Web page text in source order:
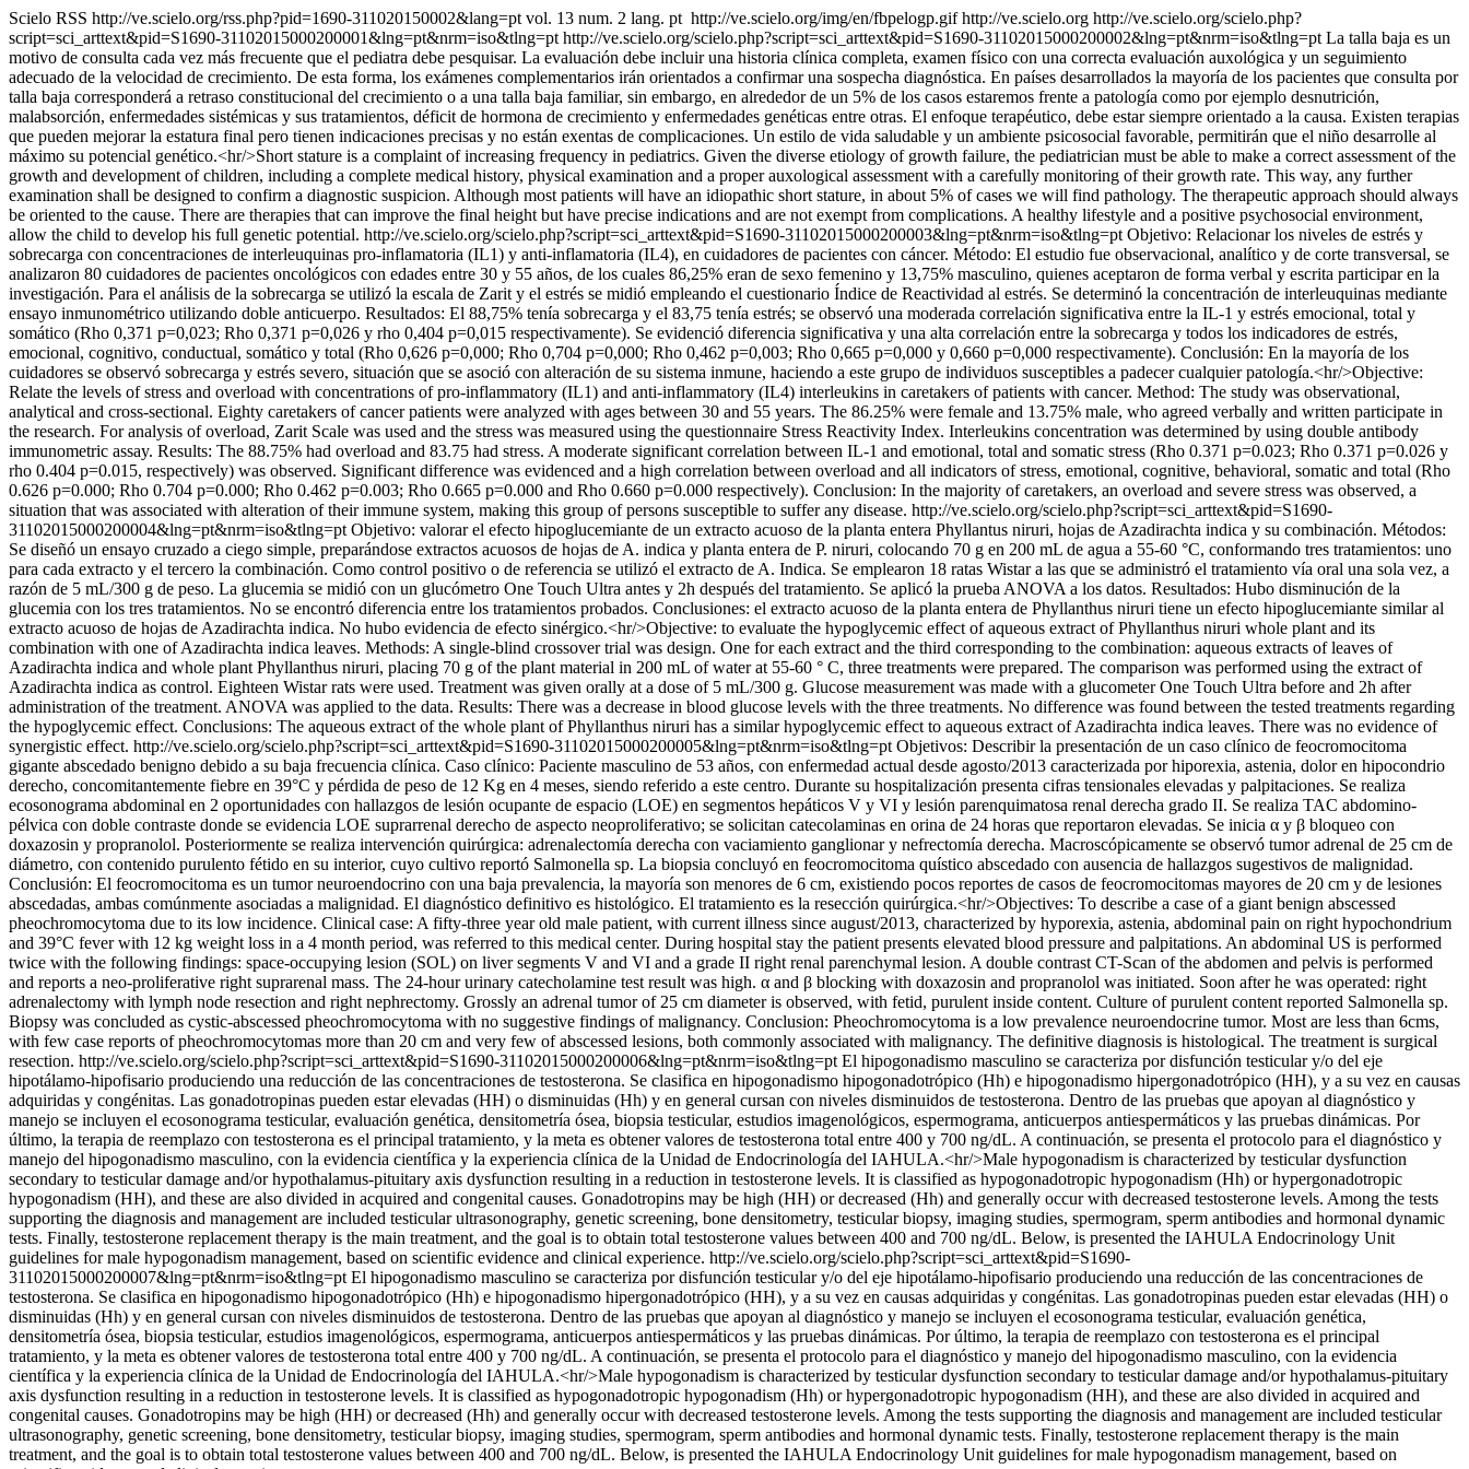
Scielo RSS http://ve.scielo.org/rss.php?pid=1690-311020150002&lang=pt vol. 13 num. 2 lang. pt http://ve.scielo.org/img/en/fbpelogp.gif http://ve.scielo.org http://ve.scielo.org/scielo.php?
script=sci_arttext&pid=S1690-31102015000200001&lng=pt&nrm=iso&tlng=pt http://ve.scielo.org/scielo.php?script=sci_arttext&pid=S1690-31102015000200002&lng=pt&nrm=iso&tlng=pt La talla baja es un
motivo de consulta cada vez más frecuente que el pediatra debe pesquisar. La evaluación debe incluir una historia clínica completa, examen físico con una correcta evaluación auxológica y un seguimiento
adecuado de la velocidad de crecimiento. De esta forma, los exámenes complementarios irán orientados a confirmar una sospecha diagnóstica. En países desarrollados la mayoría de los pacientes que consulta por
talla baja corresponderá a retraso constitucional del crecimiento o a una talla baja familiar, sin embargo, en alrededor de un 5% de los casos estaremos frente a patología como por ejemplo desnutrición,
malabsorción, enfermedades sistémicas y sus tratamientos, déficit de hormona de crecimiento y enfermedades genéticas entre otras. El enfoque terapéutico, debe estar siempre orientado a la causa. Existen terapias
que pueden mejorar la estatura final pero tienen indicaciones precisas y no están exentas de complicaciones. Un estilo de vida saludable y un ambiente psicosocial favorable, permitirán que el niño desarrolle al
máximo su potencial genético.<hr/>Short stature is a complaint of increasing frequency in pediatrics. Given the diverse etiology of growth failure, the pediatrician must be able to make a correct assessment of the
growth and development of children, including a complete medical history, physical examination and a proper auxological assessment with a carefully monitoring of their growth rate. This way, any further
examination shall be designed to confirm a diagnostic suspicion. Although most patients will have an idiopathic short stature, in about 5% of cases we will find pathology. The therapeutic approach should always
be oriented to the cause. There are therapies that can improve the final height but have precise indications and are not exempt from complications. A healthy lifestyle and a positive psychosocial environment,
allow the child to develop his full genetic potential. http://ve.scielo.org/scielo.php?script=sci_arttext&pid=S1690-31102015000200003&lng=pt&nrm=iso&tlng=pt Objetivo: Relacionar los niveles de estrés y
sobrecarga con concentraciones de interleuquinas pro-inflamatoria (IL1) y anti-inflamatoria (IL4), en cuidadores de pacientes con cáncer. Método: El estudio fue observacional, analítico y de corte transversal, se
analizaron 80 cuidadores de pacientes oncológicos con edades entre 30 y 55 años, de los cuales 86,25% eran de sexo femenino y 13,75% masculino, quienes aceptaron de forma verbal y escrita participar en la
investigación. Para el análisis de la sobrecarga se utilizó la escala de Zarit y el estrés se midió empleando el cuestionario Índice de Reactividad al estrés. Se determinó la concentración de interleuquinas mediante
ensayo inmunométrico utilizando doble anticuerpo. Resultados: El 88,75% tenía sobrecarga y el 83,75 tenía estrés; se observó una moderada correlación significativa entre la IL-1 y estrés emocional, total y
somático (Rho 0,371 p=0,023; Rho 0,371 p=0,026 y rho 0,404 p=0,015 respectivamente). Se evidenció diferencia significativa y una alta correlación entre la sobrecarga y todos los indicadores de estrés,
emocional, cognitivo, conductual, somático y total (Rho 0,626 p=0,000; Rho 0,704 p=0,000; Rho 0,462 p=0,003; Rho 0,665 p=0,000 y 0,660 p=0,000 respectivamente). Conclusión: En la mayoría de los
cuidadores se observó sobrecarga y estrés severo, situación que se asoció con alteración de su sistema inmune, haciendo a este grupo de individuos susceptibles a padecer cualquier patología.<hr/>Objective:
Relate the levels of stress and overload with concentrations of pro-inflammatory (IL1) and anti-inflammatory (IL4) interleukins in caretakers of patients with cancer. Method: The study was observational,
analytical and cross-sectional. Eighty caretakers of cancer patients were analyzed with ages between 30 and 55 years. The 86.25% were female and 13.75% male, who agreed verbally and written participate in
the research. For analysis of overload, Zarit Scale was used and the stress was measured using the questionnaire Stress Reactivity Index. Interleukins concentration was determined by using double antibody
immunometric assay. Results: The 88.75% had overload and 83.75 had stress. A moderate significant correlation between IL-1 and emotional, total and somatic stress (Rho 0.371 p=0.023; Rho 0.371 p=0.026 y
rho 0.404 p=0.015, respectively) was observed. Significant difference was evidenced and a high correlation between overload and all indicators of stress, emotional, cognitive, behavioral, somatic and total (Rho
0.626 p=0.000; Rho 0.704 p=0.000; Rho 0.462 p=0.003; Rho 0.665 p=0.000 and Rho 0.660 p=0.000 respectively). Conclusion: In the majority of caretakers, an overload and severe stress was observed, a
situation that was associated with alteration of their immune system, making this group of persons susceptible to suffer any disease. http://ve.scielo.org/scielo.php?script=sci_arttext&pid=S1690-
31102015000200004&lng=pt&nrm=iso&tlng=pt Objetivo: valorar el efecto hipoglucemiante de un extracto acuoso de la planta entera Phyllantus niruri, hojas de Azadirachta indica y su combinación. Métodos:
Se diseñó un ensayo cruzado a ciego simple, preparándose extractos acuosos de hojas de A. indica y planta entera de P. niruri, colocando 70 g en 200 mL de agua a 55-60 °C, conformando tres tratamientos: uno
para cada extracto y el tercero la combinación. Como control positivo o de referencia se utilizó el extracto de A. Indica. Se emplearon 18 ratas Wistar a las que se administró el tratamiento vía oral una sola vez, a
razón de 5 mL/300 g de peso. La glucemia se midió con un glucómetro One Touch Ultra antes y 2h después del tratamiento. Se aplicó la prueba ANOVA a los datos. Resultados: Hubo disminución de la
glucemia con los tres tratamientos. No se encontró diferencia entre los tratamientos probados. Conclusiones: el extracto acuoso de la planta entera de Phyllanthus niruri tiene un efecto hipoglucemiante similar al
extracto acuoso de hojas de Azadirachta indica. No hubo evidencia de efecto sinérgico.<hr/>Objective: to evaluate the hypoglycemic effect of aqueous extract of Phyllanthus niruri whole plant and its
combination with one of Azadirachta indica leaves. Methods: A single-blind crossover trial was design. One for each extract and the third corresponding to the combination: aqueous extracts of leaves of
Azadirachta indica and whole plant Phyllanthus niruri, placing 70 g of the plant material in 200 mL of water at 55-60 ° C, three treatments were prepared. The comparison was performed using the extract of
Azadirachta indica as control. Eighteen Wistar rats were used. Treatment was given orally at a dose of 5 mL/300 g. Glucose measurement was made with a glucometer One Touch Ultra before and 2h after
administration of the treatment. ANOVA was applied to the data. Results: There was a decrease in blood glucose levels with the three treatments. No difference was found between the tested treatments regarding
the hypoglycemic effect. Conclusions: The aqueous extract of the whole plant of Phyllanthus niruri has a similar hypoglycemic effect to aqueous extract of Azadirachta indica leaves. There was no evidence of
synergistic effect. http://ve.scielo.org/scielo.php?script=sci_arttext&pid=S1690-31102015000200005&lng=pt&nrm=iso&tlng=pt Objetivos: Describir la presentación de un caso clínico de feocromocitoma
gigante abscedado benigno debido a su baja frecuencia clínica. Caso clínico: Paciente masculino de 53 años, con enfermedad actual desde agosto/2013 caracterizada por hiporexia, astenia, dolor en hipocondrio
derecho, concomitantemente fiebre en 39°C y pérdida de peso de 12 Kg en 4 meses, siendo referido a este centro. Durante su hospitalización presenta cifras tensionales elevadas y palpitaciones. Se realiza
ecosonograma abdominal en 2 oportunidades con hallazgos de lesión ocupante de espacio (LOE) en segmentos hepáticos V y VI y lesión parenquimatosa renal derecha grado II. Se realiza TAC abdomino-
pélvica con doble contraste donde se evidencia LOE suprarrenal derecho de aspecto neoproliferativo; se solicitan catecolaminas en orina de 24 horas que reportaron elevadas. Se inicia α y β bloqueo con
doxazosin y propranolol. Posteriormente se realiza intervención quirúrgica: adrenalectomía derecha con vaciamiento ganglionar y nefrectomía derecha. Macroscópicamente se observó tumor adrenal de 25 cm de
diámetro, con contenido purulento fétido en su interior, cuyo cultivo reportó Salmonella sp. La biopsia concluyó en feocromocitoma quístico abscedado con ausencia de hallazgos sugestivos de malignidad.
Conclusión: El feocromocitoma es un tumor neuroendocrino con una baja prevalencia, la mayoría son menores de 6 cm, existiendo pocos reportes de casos de feocromocitomas mayores de 20 cm y de lesiones
abscedadas, ambas comúnmente asociadas a malignidad. El diagnóstico definitivo es histológico. El tratamiento es la resección quirúrgica.<hr/>Objectives: To describe a case of a giant benign abscessed
pheochromocytoma due to its low incidence. Clinical case: A fifty-three year old male patient, with current illness since august/2013, characterized by hyporexia, astenia, abdominal pain on right hypochondrium
and 39°C fever with 12 kg weight loss in a 4 month period, was referred to this medical center. During hospital stay the patient presents elevated blood pressure and palpitations. An abdominal US is performed
twice with the following findings: space-occupying lesion (SOL) on liver segments V and VI and a grade II right renal parenchymal lesion. A double contrast CT-Scan of the abdomen and pelvis is performed
and reports a neo-proliferative right suprarenal mass. The 24-hour urinary catecholamine test result was high. α and β blocking with doxazosin and propranolol was initiated. Soon after he was operated: right
adrenalectomy with lymph node resection and right nephrectomy. Grossly an adrenal tumor of 25 cm diameter is observed, with fetid, purulent inside content. Culture of purulent content reported Salmonella sp.
Biopsy was concluded as cystic-abscessed pheochromocytoma with no suggestive findings of malignancy. Conclusion: Pheochromocytoma is a low prevalence neuroendocrine tumor. Most are less than 6cms,
with few case reports of pheochromocytomas more than 20 cm and very few of abscessed lesions, both commonly associated with malignancy. The definitive diagnosis is histological. The treatment is surgical
resection. http://ve.scielo.org/scielo.php?script=sci_arttext&pid=S1690-31102015000200006&lng=pt&nrm=iso&tlng=pt El hipogonadismo masculino se caracteriza por disfunción testicular y/o del eje
hipotálamo-hipofisario produciendo una reducción de las concentraciones de testosterona. Se clasifica en hipogonadismo hipogonadotrópico (Hh) e hipogonadismo hipergonadotrópico (HH), y a su vez en causas
adquiridas y congénitas. Las gonadotropinas pueden estar elevadas (HH) o disminuidas (Hh) y en general cursan con niveles disminuidos de testosterona. Dentro de las pruebas que apoyan al diagnóstico y
manejo se incluyen el ecosonograma testicular, evaluación genética, densitometría ósea, biopsia testicular, estudios imagenológicos, espermograma, anticuerpos antiespermáticos y las pruebas dinámicas. Por
último, la terapia de reemplazo con testosterona es el principal tratamiento, y la meta es obtener valores de testosterona total entre 400 y 700 ng/dL. A continuación, se presenta el protocolo para el diagnóstico y
manejo del hipogonadismo masculino, con la evidencia científica y la experiencia clínica de la Unidad de Endocrinología del IAHULA.<hr/>Male hypogonadism is characterized by testicular dysfunction
secondary to testicular damage and/or hypothalamus-pituitary axis dysfunction resulting in a reduction in testosterone levels. It is classified as hypogonadotropic hypogonadism (Hh) or hypergonadotropic
hypogonadism (HH), and these are also divided in acquired and congenital causes. Gonadotropins may be high (HH) or decreased (Hh) and generally occur with decreased testosterone levels. Among the tests
supporting the diagnosis and management are included testicular ultrasonography, genetic screening, bone densitometry, testicular biopsy, imaging studies, spermogram, sperm antibodies and hormonal dynamic
tests. Finally, testosterone replacement therapy is the main treatment, and the goal is to obtain total testosterone values between 400 and 700 ng/dL. Below, is presented the IAHULA Endocrinology Unit
guidelines for male hypogonadism management, based on scientific evidence and clinical experience. http://ve.scielo.org/scielo.php?script=sci_arttext&pid=S1690-
31102015000200007&lng=pt&nrm=iso&tlng=pt El hipogonadismo masculino se caracteriza por disfunción testicular y/o del eje hipotálamo-hipofisario produciendo una reducción de las concentraciones de
testosterona. Se clasifica en hipogonadismo hipogonadotrópico (Hh) e hipogonadismo hipergonadotrópico (HH), y a su vez en causas adquiridas y congénitas. Las gonadotropinas pueden estar elevadas (HH) o
disminuidas (Hh) y en general cursan con niveles disminuidos de testosterona. Dentro de las pruebas que apoyan al diagnóstico y manejo se incluyen el ecosonograma testicular, evaluación genética,
densitometría ósea, biopsia testicular, estudios imagenológicos, espermograma, anticuerpos antiespermáticos y las pruebas dinámicas. Por último, la terapia de reemplazo con testosterona es el principal
tratamiento, y la meta es obtener valores de testosterona total entre 400 y 700 ng/dL. A continuación, se presenta el protocolo para el diagnóstico y manejo del hipogonadismo masculino, con la evidencia
científica y la experiencia clínica de la Unidad de Endocrinología del IAHULA.<hr/>Male hypogonadism is characterized by testicular dysfunction secondary to testicular damage and/or hypothalamus-pituitary
axis dysfunction resulting in a reduction in testosterone levels. It is classified as hypogonadotropic hypogonadism (Hh) or hypergonadotropic hypogonadism (HH), and these are also divided in acquired and
congenital causes. Gonadotropins may be high (HH) or decreased (Hh) and generally occur with decreased testosterone levels. Among the tests supporting the diagnosis and management are included testicular
ultrasonography, genetic screening, bone densitometry, testicular biopsy, imaging studies, spermogram, sperm antibodies and hormonal dynamic tests. Finally, testosterone replacement therapy is the main
treatment, and the goal is to obtain total testosterone values between 400 and 700 ng/dL. Below, is presented the IAHULA Endocrinology Unit guidelines for male hypogonadism management, based on